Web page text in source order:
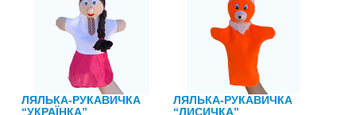
ЛЯЛЬКА-РУКАВИЧКА
“УКРАЇНКА”
ЛЯЛЬКА-РУКАВИЧКА
“ЛИСИЧКА”